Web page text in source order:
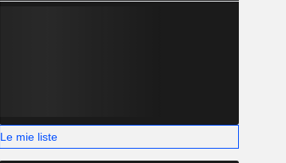
Le mie liste